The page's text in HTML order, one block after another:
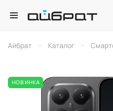
Айбрат – Каталог –
НОВИНКА